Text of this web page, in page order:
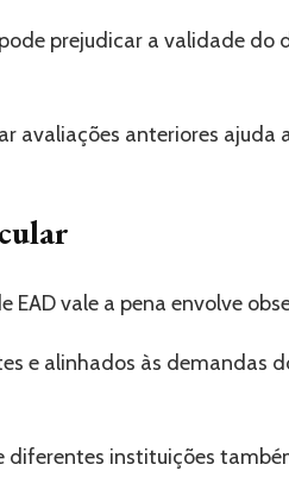
prejudicar a validade
avaliações anteriores
EAD vale a pena envolve
e alinhados às demandas
diferentes instituições